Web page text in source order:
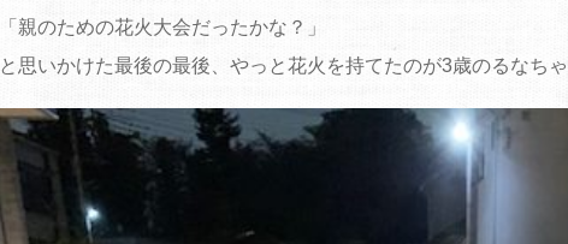
「親のための花火大会だったかな？」
と思いかけた最後の最後、やっと花火を持てたのが3歳のるなちゃ